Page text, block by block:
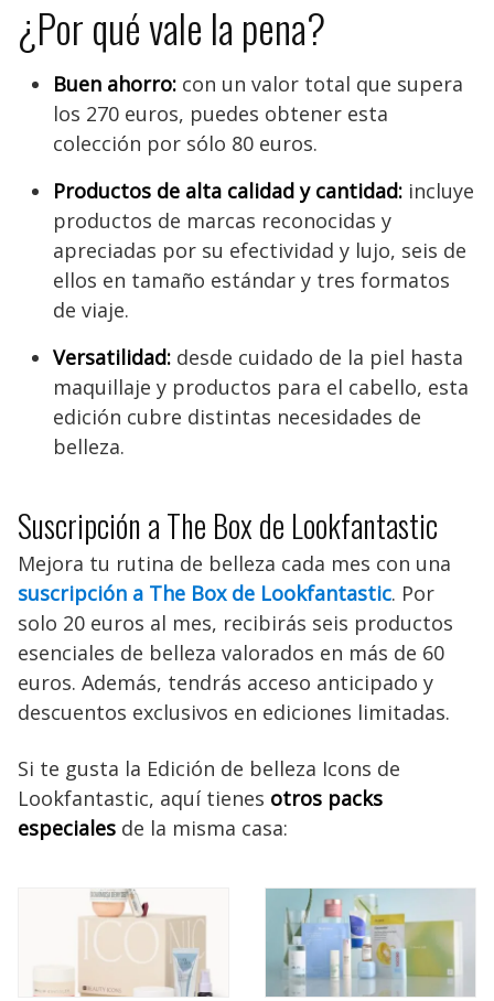
¿Por qué vale la pena?
Buen ahorro: con un valor total que supera
los 270 euros, puedes obtener esta
colección por sólo 80 euros.
Productos de alta calidad y cantidad: incluye
productos de marcas reconocidas y
apreciadas por su efectividad y lujo, seis de
ellos en tamaño estándar y tres formatos
de viaje.
Versatilidad: desde cuidado de la piel hasta
maquillaje y productos para el cabello, esta
edición cubre distintas necesidades de
belleza.
Suscripción a The Box de Lookfantastic
Mejora tu rutina de belleza cada mes con una
suscripción a The Box de Lookfantastic. Por
solo 20 euros al mes, recibirás seis productos
esenciales de belleza valorados en más de 60
euros. Además, tendrás acceso anticipado y
descuentos exclusivos en ediciones limitadas.
Si te gusta la Edición de belleza Icons de
Lookfantastic, aquí tienes otros packs
especiales de la misma casa: